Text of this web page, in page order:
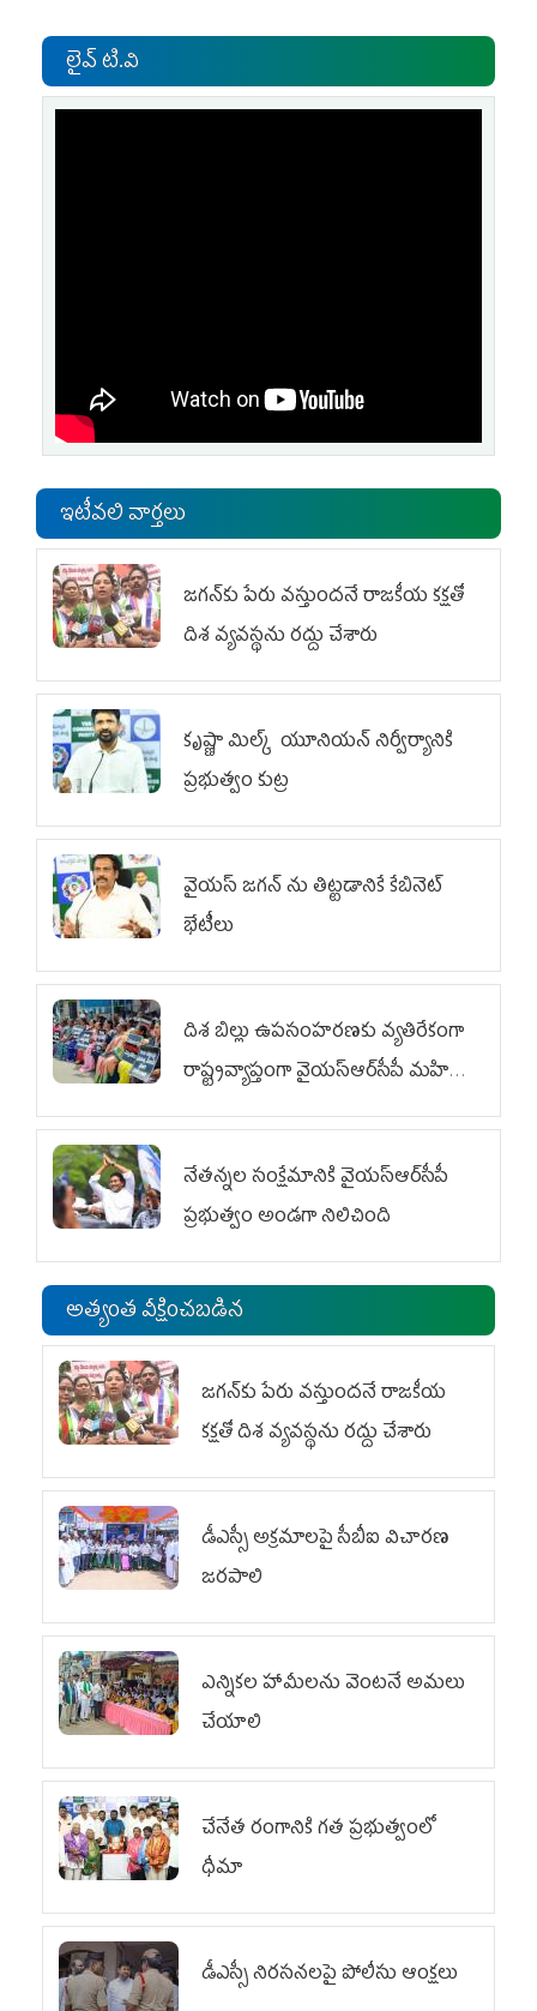
లైవ్ టి.వి
ఇటీవలి వార్తలు
జగన్‌కు పేరు వస్తుందనే రాజకీయ కక్షతో
దిశ వ్య‌వ‌స్థ‌ను రద్దు చేశారు
కృష్ణా మిల్క్‌ యూనియన్‌ నిర్వీర్యానికి
ప్రభుత్వం కుట్ర
వైయ‌స్ జగన్‌ ను తిట్టడానికే కేబినెట్‌
భేటీలు
దిశ బిల్లు ఉపసంహరణకు వ్యతిరేకంగా
రాష్ట్రవ్యాప్తంగా వైయ‌స్ఆర్‌సీపీ మహిళా
విభాగం ఆందోళనలు
నేతన్నల సంక్షేమానికి వైయ‌స్ఆర్‌సీపీ
ప్రభుత్వం అండగా నిలిచింది
అత్యంత వీక్షించబడిన
జగన్‌కు పేరు వస్తుందనే రాజకీయ
కక్షతో దిశ వ్య‌వ‌స్థ‌ను రద్దు చేశారు
డీఎస్సీ అక్రమాలపై సీబీఐ విచారణ
జరపాలి
ఎన్నికల హామీలను వెంటనే అమలు
చేయాలి
చేనేత రంగానికి గత ప్రభుత్వంలో
ధీమా
డీఎస్సీ నిరసనలపై పోలీసు ఆంక్షలు